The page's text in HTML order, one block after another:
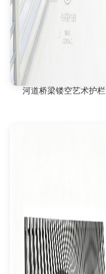
河道桥梁镂空艺术护栏